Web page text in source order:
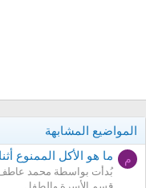
المواضيع المشابهة
م ما هو الأكل الممنوع
بُدأت بواسطة محمد